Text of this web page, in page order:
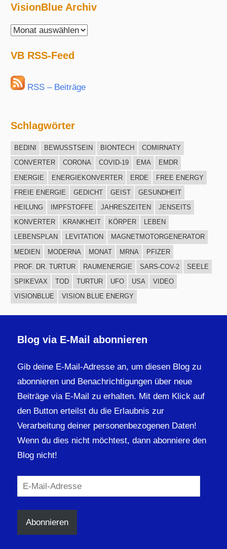
VisionBlue Archiv
VisionBlue
VB RSS-Feed
RSS – Beiträge
Schlagwörter
BEDINI BEWUSSTSEIN BIONTECH
COMIRNATY
CONVERTER
CORONA COVID-19 EMA
EMDR
ENERGIE
ENERGIEKONVERTER ERDE
FREE ENERGY
FREIE ENERGIE
GEDICHT GEIST
GESUNDHEIT
HEILUNG
IMPFSTOFFE JAHRESZEITEN
JENSEITS
KONVERTER
KRANKHEIT KÖRPER
LEBEN
LEBENSPLAN
LEVITATION
MAGNETMOTORGENERATOR
MEDIEN
MODERNA MONAT MRNA
PFIZER
PROF. DR. TURTUR
RAUMENERGIE SARS-COV-2
SEELE
SPIKEVAX
TOD TURTUR UFO USA
VIDEO
VISIONBLUE
VISION BLUE ENERGY
Blog via E-Mail abonnieren
Gib deine E-Mail-Adresse an, um diesen Blog zu
abonnieren und Benachrichtigungen über neue
Beiträge via E-Mail zu erhalten. Mit dem Klick auf
den Button erteilst du die Erlaubnis zur
Verarbeitung deiner personenbezogenen Daten!
Wenn du dies nicht möchtest, dann abonniere den
Blog nicht!
E-
Mail-
Adresse
Abonnieren